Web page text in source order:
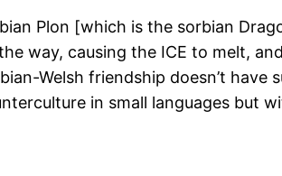
Plon [which is the sorbian
way, causing the ICE to melt,
Welsh friendship doesn’t have
in small languages ​​but